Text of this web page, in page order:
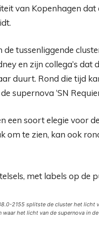
van Kopenhagen dat
tussenliggende
en zijn collega’s dat
duurt. Rond die tijd
supernova ‘SN
een soort elegie voor
om te zien, kan ook
2155 splitste de cluster het licht
het licht van de supernova in